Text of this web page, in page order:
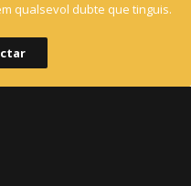
qualsevol dubte que tinguis.